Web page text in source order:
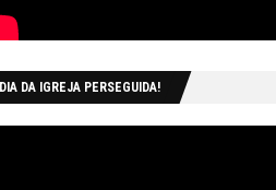
DIA DA IGREJA PERSEGUIDA!